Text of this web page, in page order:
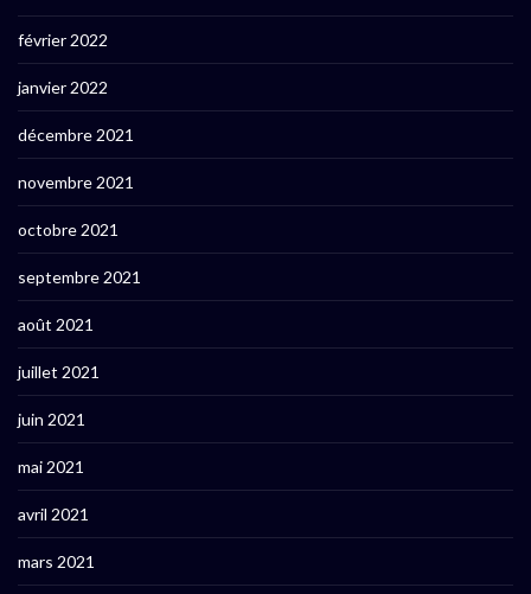
février 2022
janvier 2022
décembre 2021
novembre 2021
octobre 2021
septembre 2021
août 2021
juillet 2021
juin 2021
mai 2021
avril 2021
mars 2021